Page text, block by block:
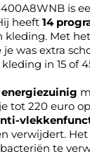
is
heeft 14
kleding. Met het
was extra
in 15 of
energiezuinig
tot 220 euro
verwijdert.
te